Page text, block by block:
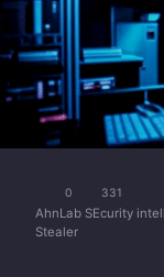
0 331
AhnLab SEcurity
Stealer